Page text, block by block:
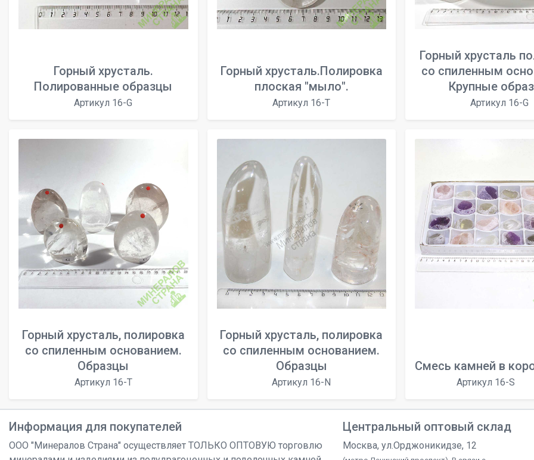
Горный хрусталь.
Полированные образцы
Артикул 16-G
Горный хрусталь.Полировка
плоская "мыло".
Артикул 16-T
Горный хрусталь
со спиленным
Крупные
Артикул 16-G
Горный хрусталь, полировка
со спиленным основанием.
Образцы
Артикул 16-T
Горный хрусталь, полировка
со спиленным основанием.
Образцы
Артикул 16-N
Смесь камней в
Артикул 16-S
Информация для покупателей
ООО "Минералов Страна" осуществляет ТОЛЬКО ОПТОВУЮ торговлю
Центральный оптовый склад
Москва, ул.Орджоникидзе, 12